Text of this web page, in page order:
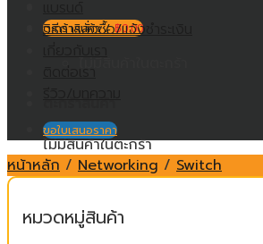
ตะกร้าสินค้า /฿0.00
ไม่มีสินค้าในตะกร้า
วิธีการสั่งซื้อ/แจ้งชำระเงิน
ติดต่อเรา
ขอใบเสนอราคา
หน้าหลัก / Networking / Switch
หมวดหมู่สินค้า